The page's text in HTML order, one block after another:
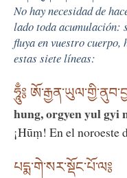
No hay necesidad de
lado toda acumulación:
fluya en vuestro cuerpo,
estas siete líneas:
ཧཱུྃ༔
hung, orgyen yul gyi
¡Hūṃ! En el noroeste
པདྨ་གེ་སར་སྡོང་པོ་ལ༔